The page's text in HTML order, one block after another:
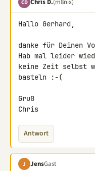
CD
Hallo Gerhard,
danke für Deinen
Hab mal leider
keine Zeit selbst
basteln :-(
Gruß
Chris
Antwort
J JensGast